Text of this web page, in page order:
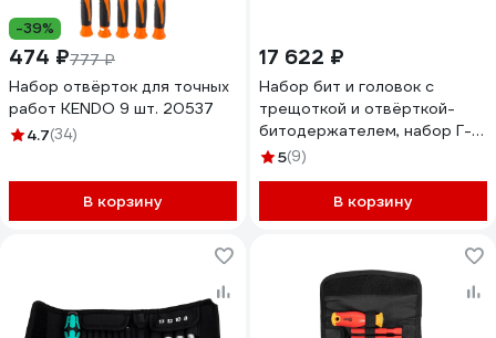
-39%
474 ₽777 ₽
Набор отвёрток для точных
работ KENDO 9 шт. 20537
4.7(34)
В корзину
17 622 ₽
Набор бит и головок с
трещоткой и отвёрткой-
битодержателем, набор Г-
образный ключей и набор 4
битодержателя WERA 50
предметов WE-049020
5(9)
В корзину